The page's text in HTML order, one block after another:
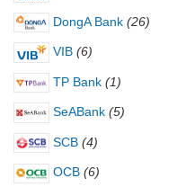
DongA Bank (26)
VIB (6)
TP Bank (1)
SeABank (5)
SCB (4)
OCB (6)